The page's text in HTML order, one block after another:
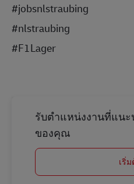
#jobsnlstraubing
#nlstraubing
#F1Lager
รับตำแหน่งงานที่แน
ของคุณ
เริ่